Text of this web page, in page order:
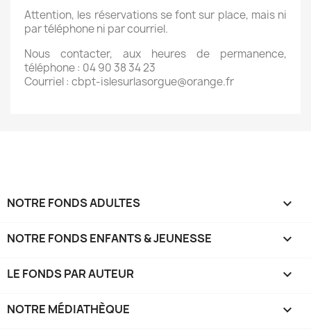
Attention, les réservations se font sur place, mais ni
par téléphone ni par courriel.
Nous contacter, aux heures de permanence,
téléphone : 04 90 38 34 23
Courriel : cbpt-islesurlasorgue@orange.fr
NOTRE FONDS ADULTES 
NOTRE FONDS ENFANTS & JEUNESSE 
LE FONDS PAR AUTEUR 
NOTRE MÉDIATHÈQUE 